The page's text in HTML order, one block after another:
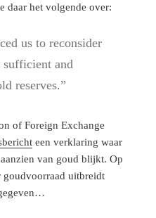
daar het volgende over:
us to reconsider
sufficient and
reserves.”
of Foreign Exchange
een verklaring waar
van goud blijkt. Op
goudvoorraad uitbreidt